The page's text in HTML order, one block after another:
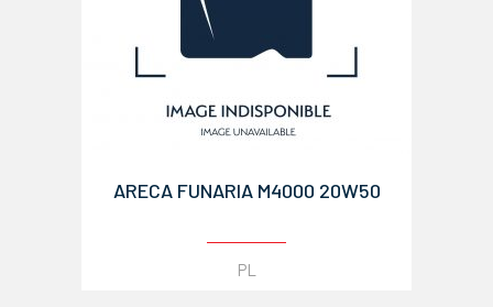
ARECA FUNARIA M4000 20W50
PL